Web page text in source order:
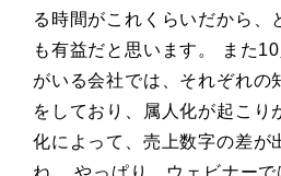
る時間がこれくらいだから、
も有益だと思います。 また
がいる会社では、それぞれの
をしており、属人化が起こり
化によって、売上数字の差が